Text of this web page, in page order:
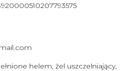
helem, żel uszczelniający,